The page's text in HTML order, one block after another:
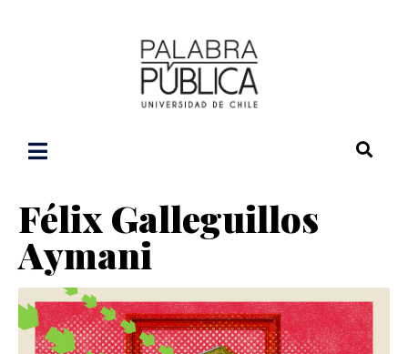
Félix Galleguillos
Aymani